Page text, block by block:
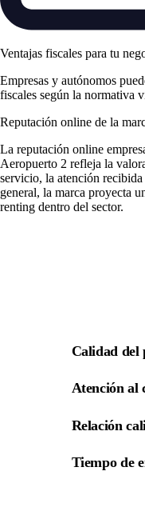
Ventajas fiscales para tu
Empresas y autónomos
fiscales según la normativa
Reputación online de la
La reputación online
Aeropuerto 2 refleja la
servicio, la atención
general, la marca proyecta
renting dentro del sector.
Calidad del
Atención al
Relación
Tiempo de